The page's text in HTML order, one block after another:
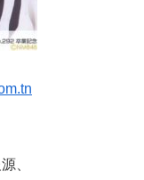
、